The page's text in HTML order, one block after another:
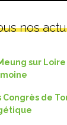
nos
sur
Congrès de